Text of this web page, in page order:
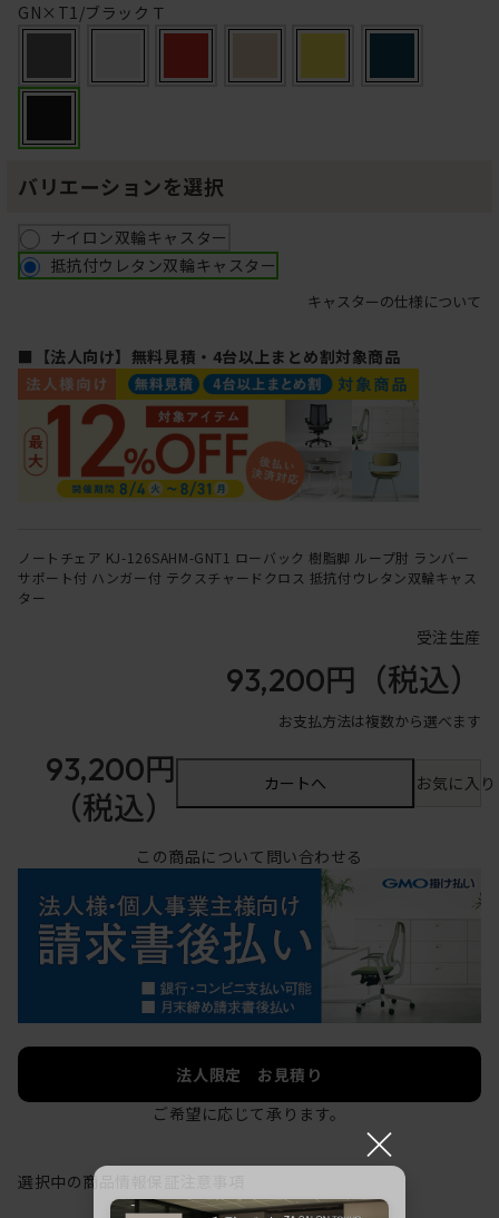
GN×T1/ブラックＴ
バリエーションを選択
ナイロン双輪キャスター
抵抗付ウレタン双輪キャスター
キャスターの仕様について
■【法人向け】無料見積・4台以上まとめ割対象商品
ノートチェア KJ-126SAHM-GNT1 ローバック 樹脂脚 ループ肘 ランバー
サポート付 ハンガー付 テクスチャードクロス 抵抗付ウレタン双輪キャス
ター
受注生産
93,200円 （税込）
お支払方法は複数から選べます
93,200円
（税込）
カートへ お気に入
この商品について問い合わせる
法人限定 お見積り
ご希望に応じて承ります。
選択中の商品情報
×